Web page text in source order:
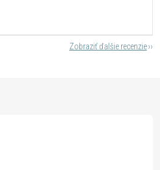
Zobraziť ďalšie recenzie